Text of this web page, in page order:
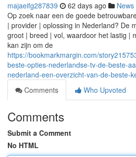
majaeifg287839 62 days ago News
Op zoek naar een de goede
| provider | oplossing in Nederland? De
groot | breed | vol, waardoor het lastig |
kan zijn om de
https://bookmarkmargin.com/
beste-opties-nederlandse-tv-de-beste-
nederland-een-overzicht-van-de-beste-
Comments
Who Upvoted
Comments
Submit a Comment
No HTML